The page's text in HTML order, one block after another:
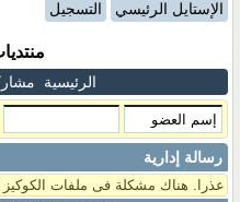
الإستايل الرئيسي التسجيل
الرئيسية
رسالة إدارية
عذرا. هناك مشكلة فى ملفات الكوكيز